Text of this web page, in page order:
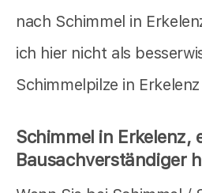
nach Schimmel in
ich hier nicht als
Schimmelpilze in
Schimmel in Erkelenz,
Bausachverständiger